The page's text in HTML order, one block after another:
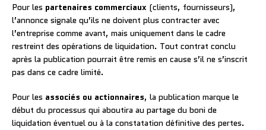
Pour les partenaires commerciaux (clients, fournisseurs),
l’annonce signale qu’ils ne doivent plus contracter avec
l’entreprise comme avant, mais uniquement dans le cadre
restreint des opérations de liquidation. Tout contrat conclu
après la publication pourrait être remis en cause s’il ne s’inscrit
pas dans ce cadre limité.
Pour les associés ou actionnaires, la publication marque le
début du processus qui aboutira au partage du boni de
liquidation éventuel ou à la constatation définitive des pertes.